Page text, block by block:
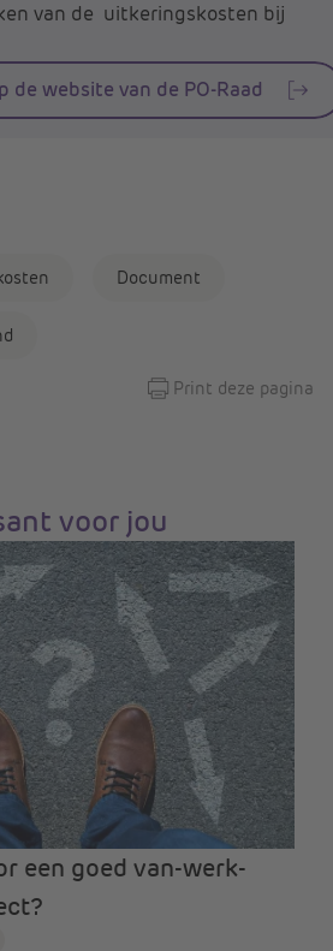
van de uitkeringskosten bij
de website van de PO-Raad
Document
Print deze pagina
voor jou
een goed van-werk-